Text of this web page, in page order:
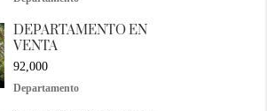
DEPARTAMENTO EN
VENTA
92,000
Departamento